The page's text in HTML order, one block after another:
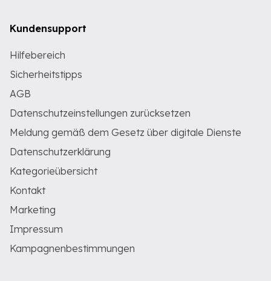
Kundensupport
Hilfebereich
Sicherheitstipps
AGB
Datenschutzeinstellungen zurücksetzen
Meldung gemäß dem Gesetz über digitale Dienste
Datenschutzerklärung
Kategorieübersicht
Kontakt
Marketing
Impressum
Kampagnenbestimmungen